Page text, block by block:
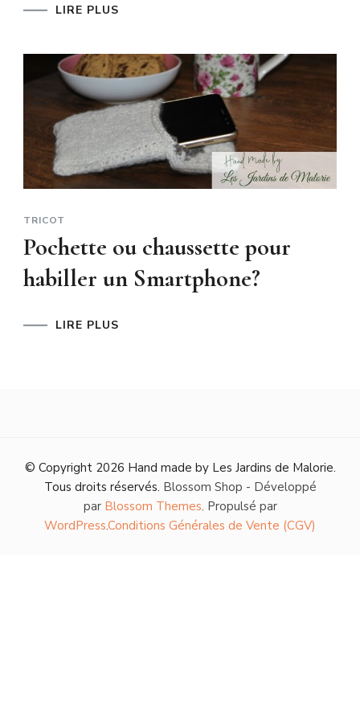
LIRE PLUS
TRICOT
Pochette ou chaussette pour
habiller un Smartphone?
LIRE PLUS
© Copyright 2026 Hand made by Les Jardins de Malorie.
Tous droits réservés. Blossom Shop - Développé
par Blossom Themes. Propulsé par
WordPress.Conditions Générales de Vente (CGV)